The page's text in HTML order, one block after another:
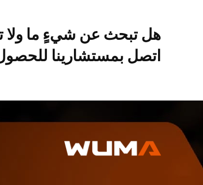
هل تبحث عن شيءٍ ما ولا
اتصل بمستشارينا